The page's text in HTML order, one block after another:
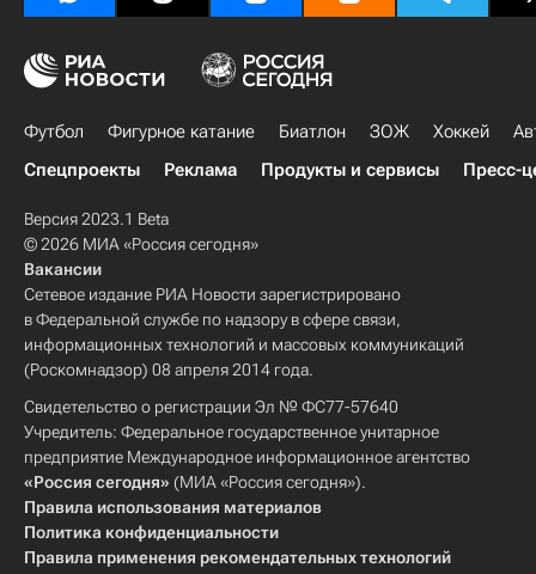
Футбол Фигурное катание Биатлон ЗОЖ Хоккей
Спецпроекты
Реклама Продукты и сервисы Пресс-
Версия 2023.1 Beta
© 2026 МИА «Россия сегодня»
Вакансии
Сетевое издание РИА Новости зарегистрировано
в Федеральной службе по надзору в сфере связи,
информационных технологий и массовых коммуникаций
(Роскомнадзор) 08 апреля 2014 года.
Свидетельство о регистрации Эл № ФС77-57640
Учредитель: Федеральное государственное унитарное
предприятие Международное информационное агентство
«Россия сегодня» (МИА «Россия сегодня»).
Правила использования материалов
Политика конфиденциальности
Правила применения рекомендательных технологий